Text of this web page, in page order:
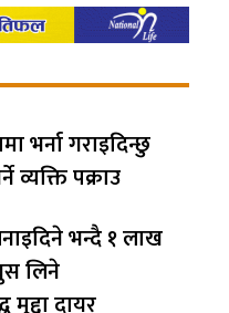
भर्ना गराइदिन्छु
व्यक्ति पक्राउ
भन्दै १ लाख
लिने
मुद्दा दायर